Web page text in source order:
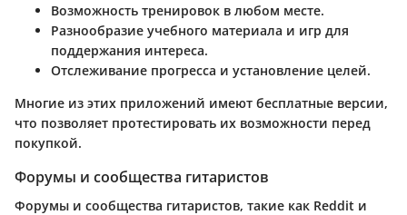
Возможность тренировок в любом месте.
Разнообразие учебного материала и игр для
поддержания интереса.
Отслеживание прогресса и установление целей.
Многие из этих приложений имеют бесплатные версии,
что позволяет протестировать их возможности перед
покупкой.
Форумы и сообщества гитаристов
Форумы и сообщества гитаристов, такие как Reddit и